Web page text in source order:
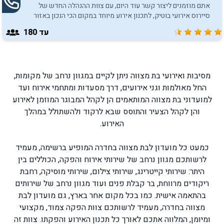
אתם מוזמנים ליצור קשר עוד היום, עם צוות ההנהלה החדש של
סיירוס אירועי בוטיק, לתכנון אירוע מיוחד במקום הכי הנכון באזור
השרון!
עד 180
מסיבות ואירועי בת מצווה ניתן לקיים במגוון נרחב של מקומות,
החל מאולמות וגני אירועים, דרך מסעדות ומתחמי אירוח ועד
למועדוני בת מצווה המותאמים הן לקהל המבוגר המוזמן לאירוע
והן לקהל הצעיר והתוסס שבא לרקוד ולהשתולל במהלך
האירוע.
כמעט כל מועדון לבת מצווה בחדרה המופיע ברשימה, מעמיד
לרשותכם מגוון נרחב של שירותי אירוח והפקה, הכוללים בין
היתר: שירותי קייטרינג, שירותי צילום, שירותי מוסיקה, רחבת
ריקודים מרווחת, בר קבלת פנים ועוד מגוון נרחב של שירותים
בהתאמה אישית. כמו בכל מקום אחר בארץ, גם מועדון לבת
מצווה בחדרה, מעמיד לרשותכם צוות הפקה צמוד, מקצועי
ומיומן, המלווה אתכם לאורך כל תכנון האירוע והפקתו. צוות זה